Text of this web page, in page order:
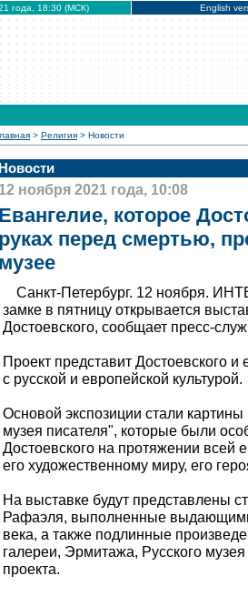
года, 18:30 (МСК) English
> Религия > Новости
Новости
12 ноября 2021 года, 10:08
Евангелие, которое
руках перед смертью,
музее
Санкт-Петербург. 12 ноября.
замке в пятницу открывается
Достоевского, сообщает пресс-
Проект представит Достоевского и
с русской и европейской культурой.
Основой экспозиции стали
музея писателя", которые были
Достоевского на протяжении всей
его художественному миру, его
На выставке будут представлены
Рафаэля, выполненные
века, а также подлинные
галереи, Эрмитажа, Русского
проекта.